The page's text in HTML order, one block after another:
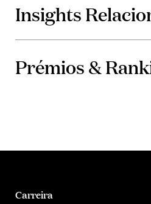
Insights
Prémios &
Carreira